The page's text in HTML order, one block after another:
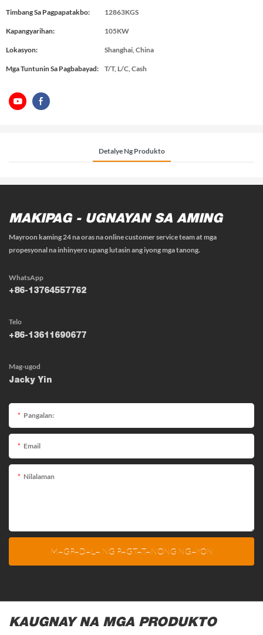
Timbang Sa Pagpapatakbo: 12863KGS
Kapangyarihan: 105KW
Lokasyon: Shanghai, China
Mga Tuntunin Sa Pagbabayad: T/T, L/C, Cash
Detalye Ng Produkto
MAKIPAG - UGNAYAN SA AMING
Mayroon kaming 24 na oras na online customer service team at mga
propesyonal na inhinyero upang lutasin ang iyong mga tanong.
WhatsApp
+86-13764557762
Telo
+86-13611690677
Mag-ugod
Jacky Yin
Pangalan:
Email
Nilalaman
MAGPADALA NG PAGTATANONG NGAYON
KAUGNAY NA MGA PRODUKTO